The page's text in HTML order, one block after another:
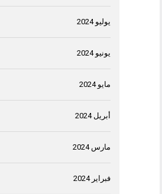
يوليو 2024
يونيو 2024
مايو 2024
أبريل 2024
مارس 2024
فبراير 2024